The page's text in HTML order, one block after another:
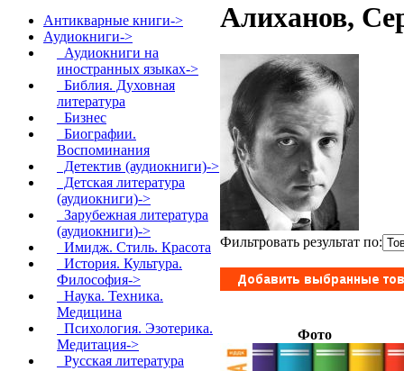
Антикварные книги->
Аудиокниги->
Аудиокниги на
иностранных языках->
Библия. Духовная
литература
Бизнес
Биографии.
Воспоминания
Детектив (аудиокниги)->
Детская литература
(аудиокниги)->
Зарубежная литература
(аудиокниги)->
Имидж. Стиль. Красота
История. Культура.
Философия->
Наука. Техника.
Медицина
Психология. Эзотерика.
Медитация->
Русская литература
Алиханов,
Фильтровать результат по:
Фото